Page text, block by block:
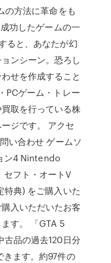
の方法に革命をも
功したゲームの一
ると、あなたが幻
ンシーン。恐ろし
せを作成すること
PCゲーム・トレー
取を行っている株
ジです。 アクセ
い合わせ ゲームソ
ン4 Nintendo
フト・オートV
特典) をご購入いた
入いただいたお客
す。 「GTA 5
古品の過去120日分
きます。約97件の